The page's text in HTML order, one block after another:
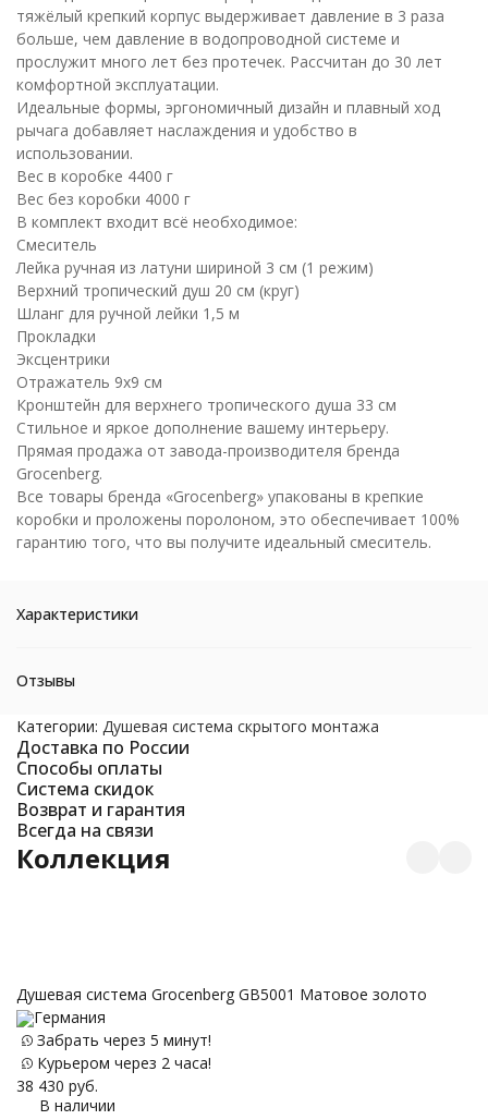
тяжёлый крепкий корпус выдерживает давление в 3 раза
больше, чем давление в водопроводной системе и
прослужит много лет без протечек. Рассчитан до 30 лет
комфортной эксплуатации.
Идеальные формы, эргономичный дизайн и плавный ход
рычага добавляет наслаждения и удобство в
использовании.
Вес в коробке 4400 г
Вес без коробки 4000 г
В комплект входит всё необходимое:
Смеситель
Лейка ручная из латуни шириной 3 см (1 режим)
Верхний тропический душ 20 см (круг)
Шланг для ручной лейки 1,5 м
Прокладки
Эксцентрики
Отражатель 9х9 см
Кронштейн для верхнего тропического душа 33 см
Стильное и яркое дополнение вашему интерьеру.
Прямая продажа от завода-производителя бренда
Grocenberg.
Все товары бренда «Grocenberg» упакованы в крепкие
коробки и проложены поролоном, это обеспечивает 100%
гарантию того, что вы получите идеальный смеситель.
Характеристики
Отзывы
Категории: Душевая система скрытого монтажа
Доставка по России
Способы оплаты
Система скидок
Возврат и гарантия
Всегда на связи
Коллекция
Душевая система Grocenberg GB5001 Матовое золото
Германия
Забрать через 5 минут!
Курьером через 2 часа!
38 430 руб.
В наличии